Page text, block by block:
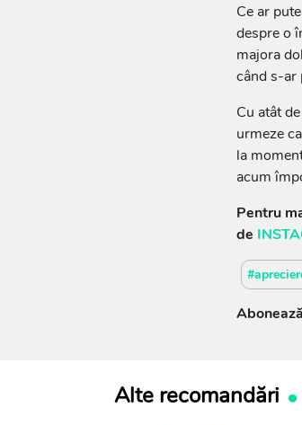
Ce ar
despre o
majora
când s-ar
Cu atât
urmeze
la
acum
Pentru
de
Alte recomandări